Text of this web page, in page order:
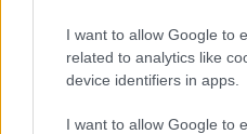
I want to allow Google to
related to analytics like
device identifiers in apps.
I want to allow Google to